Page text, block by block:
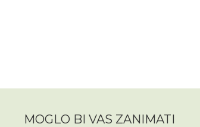
MOGLO BI VAS ZANIMATI